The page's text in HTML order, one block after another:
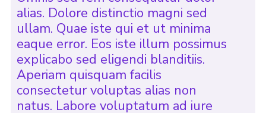
alias. Dolore distinctio magni sed
ullam. Quae iste qui et ut minima
eaque error. Eos iste illum possimus
explicabo sed eligendi blanditiis.
Aperiam quisquam facilis
consectetur voluptas alias non
natus. Labore voluptatum ad iure